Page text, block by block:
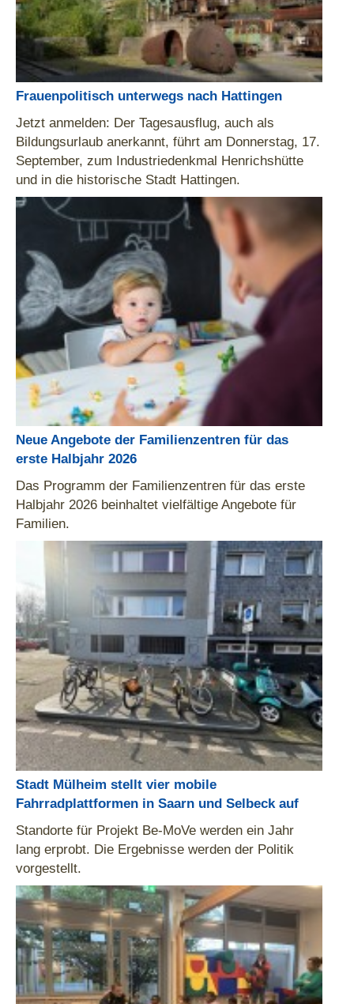
Frauenpolitisch unterwegs nach Hattingen
Jetzt anmelden: Der Tagesausflug, auch als
Bildungsurlaub anerkannt, führt am Donnerstag, 17.
September, zum Industriedenkmal Henrichshütte
und in die historische Stadt Hattingen.
Neue Angebote der Familienzentren für das
erste Halbjahr 2026
Das Programm der Familienzentren für das erste
Halbjahr 2026 beinhaltet vielfältige Angebote für
Familien.
Stadt Mülheim stellt vier mobile
Fahrradplattformen in Saarn und Selbeck auf
Standorte für Projekt Be-MoVe werden ein Jahr
lang erprobt. Die Ergebnisse werden der Politik
vorgestellt.